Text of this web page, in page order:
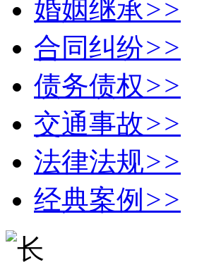
婚姻继承>>
合同纠纷>>
债务债权>>
交通事故>>
法律法规>>
经典案例 >>